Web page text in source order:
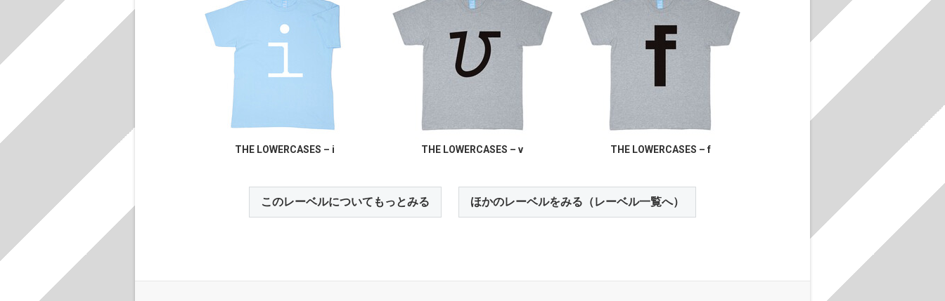
THE LOWERCASES – i THE LOWERCASES – v THE LOWERCASES – f
このレーベルについてもっとみる ほかのレーベルをみる（レーベル一覧へ）